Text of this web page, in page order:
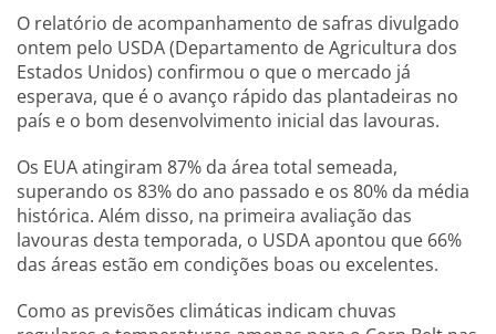
O relatório de acompanhamento de safras divulgado
ontem pelo USDA (Departamento de Agricultura dos
Estados Unidos) confirmou o que o mercado já
esperava, que é o avanço rápido das plantadeiras no
país e o bom desenvolvimento inicial das lavouras.
Os EUA atingiram 87% da área total semeada,
superando os 83% do ano passado e os 80% da média
histórica. Além disso, na primeira avaliação das
lavouras desta temporada, o USDA apontou que 66%
das áreas estão em condições boas ou excelentes.
Como as previsões climáticas indicam chuvas